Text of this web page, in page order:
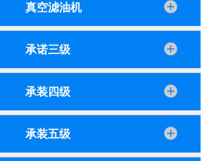
真空滤油机
承诺三级
承装四级
承装五级